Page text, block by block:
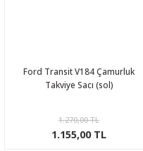
Ford Transit V184 Çamurluk
Takviye Sacı (sol)
1.270,00 TL
1.155,00 TL